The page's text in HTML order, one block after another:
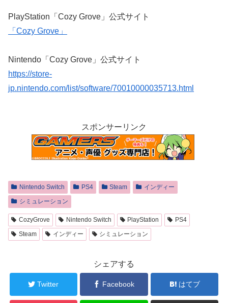
PlayStation「Cozy Grove」公式サイト
「Cozy Grove」
Nintendo「Cozy Grove」公式サイト
https://store-
jp.nintendo.com/list/software/70010000035713.html
スポンサーリンク
Nintendo Switch PS4 Steam
インディー
シミュレーション
CozyGrove Nintendo Switch PlayStation
PS4
Steam
インディー シミュレーション
シェアする
Twitter Facebook はてブ